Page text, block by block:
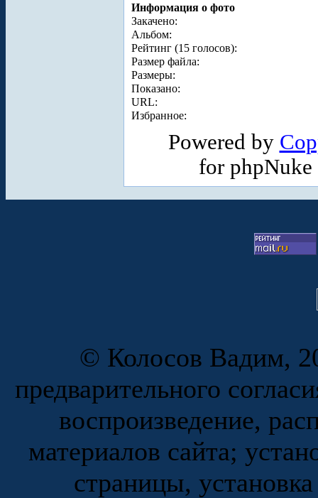
Информация о фото
Закачено:
Альбом:
Рейтинг (15 голосов):
Размер файла:
Размеры:
Показано:
URL:
Избранное:
Powered by
for
© Колосов Вадим,
предварительного
воспроизведение,
материалов сайта;
страницы,